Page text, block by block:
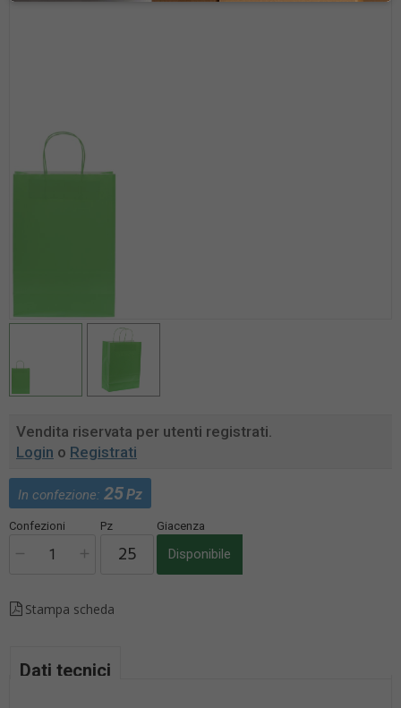
Vendita riservata per utenti registrati.
Login o Registrati
In confezione: 25Pz
Confezioni Pz Giacenza
Disponibile
Stampa scheda
Dati tecnici